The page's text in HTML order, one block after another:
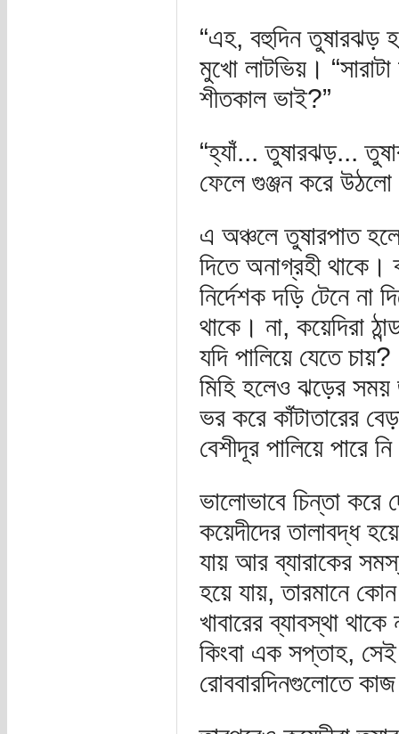
“এহ, বহুদিন তুষারঝড়
মুখো লাটভিয়।
শীতকাল ভাই?”
“হ্যাঁ... তুষারঝড়...
ফেলে গুঞ্জন করে
এ অঞ্চলে তুষারপাত
দিতে অনাগ্রহী
নির্দেশক দড়ি টেনে না
থাকে। না, কয়েদিরা
যদি পালিয়ে যেতে
মিহি হলেও ঝড়ের
ভর করে কাঁটাতারের
বেশীদূর পালিয়ে পারে
ভালোভাবে চিন্তা
কয়েদীদের তালাবদ্ধ
যায় আর ব্যারাকের
হয়ে যায়, তারমানে
খাবারের ব্যাবস্থা
কিংবা এক সপ্তাহ,
রোববারদিনগুলোতে